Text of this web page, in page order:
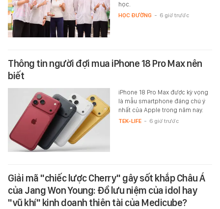
học.
HỌC ĐƯỜNG - 6 giờ trước
Thông tin người đợi mua iPhone 18 Pro Max nên
biết
iPhone 18 Pro Max được kỳ vọng
là mẫu smartphone đáng chú ý
nhất của Apple trong năm nay.
TEK-LIFE - 6 giờ trước
Giải mã "chiếc lược Cherry" gây sốt khắp Châu Á
của Jang Won Young: Đồ lưu niệm của idol hay
"vũ khí" kinh doanh thiên tài của Medicube?